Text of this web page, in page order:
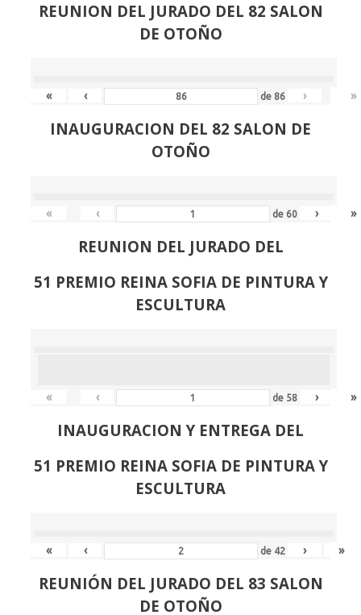
REUNION DEL JURADO DEL 82 SALON
DE OTOÑO
« ‹ de 86 › »
INAUGURACION DEL 82 SALON DE
OTOÑO
« ‹ de 60 › »
REUNION DEL JURADO DEL
51 PREMIO REINA SOFIA DE PINTURA Y
ESCULTURA
« ‹ de 58 › »
INAUGURACION Y ENTREGA DEL
51 PREMIO REINA SOFIA DE PINTURA Y
ESCULTURA
« ‹ de 42 › »
REUNIÓN DEL JURADO DEL 83 SALON
DE OTOÑO